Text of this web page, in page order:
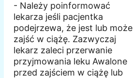
- Należy poinformować
lekarza jeśli pacjentka
podejrzewa, że jest lub może
zajść w ciążę. Zazwyczaj
lekarz zaleci przerwanie
przyjmowania leku Awalone
przed zajściem w ciążę lub